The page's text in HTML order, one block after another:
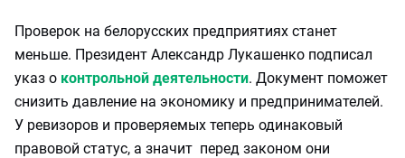
Проверок на белорусских предприятиях станет
меньше. Президент Александр Лукашенко подписал
указ о контрольной деятельности. Документ поможет
снизить давление на экономику и предпринимателей.
У ревизоров и проверяемых теперь одинаковый
правовой статус, а значит перед законом они